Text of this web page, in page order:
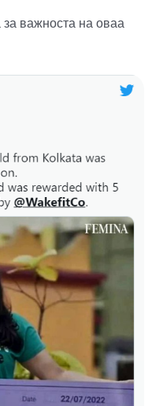
за важноста на оваа